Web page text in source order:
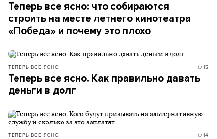
Теперь все ясно: что собираются
строить на месте летнего кинотеатра
«Победа» и почему это плохо
ТЕПЕРЬ ВСЕ ЯСНО 15
Теперь все ясно. Как правильно давать
деньги в долг
ТЕПЕРЬ ВСЕ ЯСНО 14